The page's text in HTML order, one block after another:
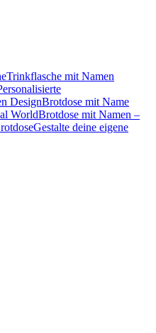
Trinkflasche mit Namen
DesignBrotdose mit Name
WorldBrotdose mit Namen –
Gestalte deine eigene